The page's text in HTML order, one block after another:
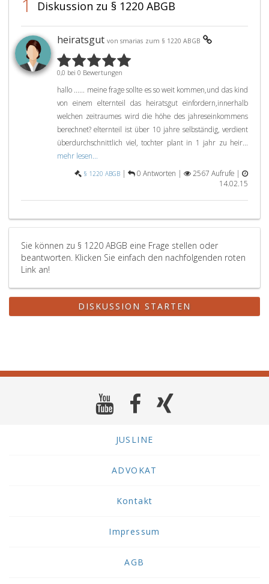
1 Diskussion zu § 1220 ABGB
heiratsgut von smarias zum § 1220 ABGB
0,0 bei 0 Bewertungen
hallo ...... meine frage sollte es so weit kommen,und das kind
von einem elternteil das heiratsgut einfordern,innerhalb
welchen zeitraumes wird die höhe des jahreseinkommens
berechnet? elternteil ist über 10 jahre selbständig, verdient
überdurchschnittlich viel, tochter plant in 1 jahr zu heir...
mehr lesen...
§ 1220 ABGB | 0 Antworten |
2567 Aufrufe |
14.02.15
Sie können zu § 1220 ABGB eine Frage stellen oder
beantworten. Klicken Sie einfach den nachfolgenden roten
Link an!
DISKUSSION STARTEN
JUSLINE
ADVOKAT
Kontakt
Impressum
AGB